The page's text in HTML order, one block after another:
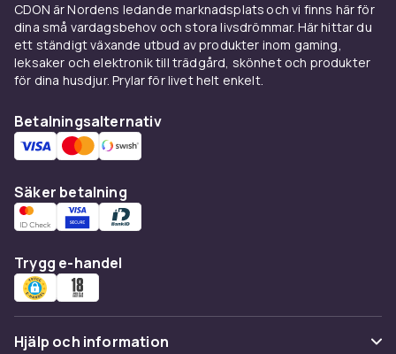
CDON är Nordens ledande marknadsplats och vi finns här för
dina små vardagsbehov och stora livsdrömmar. Här hittar du
ett ständigt växande utbud av produkter inom gaming,
leksaker och elektronik till trädgård, skönhet och produkter
för dina husdjur. Prylar för livet helt enkelt.
Betalningsalternativ
Säker betalning
Trygg e-handel
Hjälp och information